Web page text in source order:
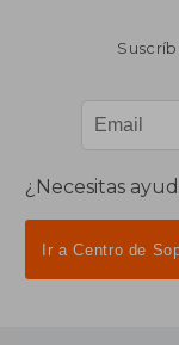
¿Necesitas
Ir a Centro de